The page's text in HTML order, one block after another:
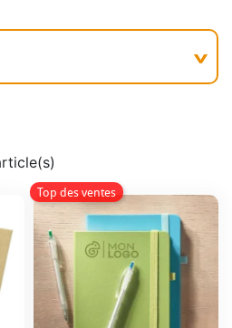
Top des ventes